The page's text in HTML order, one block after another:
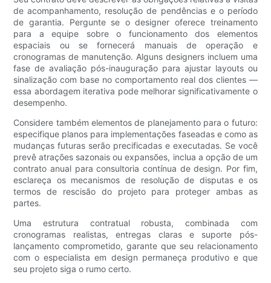
de acompanhamento, resolução de pendências e o período
de garantia. Pergunte se o designer oferece treinamento
para a equipe sobre o funcionamento dos elementos
espaciais ou se fornecerá manuais de operação e
cronogramas de manutenção. Alguns designers incluem uma
fase de avaliação pós-inauguração para ajustar layouts ou
sinalização com base no comportamento real dos clientes —
essa abordagem iterativa pode melhorar significativamente o
desempenho.
Considere também elementos de planejamento para o futuro:
especifique planos para implementações faseadas e como as
mudanças futuras serão precificadas e executadas. Se você
prevê atrações sazonais ou expansões, inclua a opção de um
contrato anual para consultoria contínua de design. Por fim,
esclareça os mecanismos de resolução de disputas e os
termos de rescisão do projeto para proteger ambas as
partes.
Uma estrutura contratual robusta, combinada com
cronogramas realistas, entregas claras e suporte pós-
lançamento comprometido, garante que seu relacionamento
com o especialista em design permaneça produtivo e que
seu projeto siga o rumo certo.